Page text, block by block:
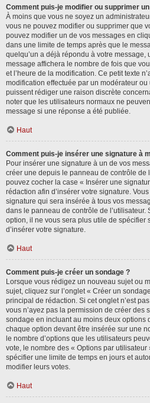
Comment puis-je modifier ou supprimer
À moins que vous ne soyez un
vous ne pouvez modifier ou supprimer que
pouvez modifier un de vos messages en
dans une limite de temps après que le
quelqu’un a déjà répondu à votre message,
message affichera le nombre de fois que
et l’heure de la modification. Ce petit texte
modification effectuée par un modérateur ou
puissent rédiger une raison discrète
noter que les utilisateurs normaux ne
message si une réponse a été publiée.
Haut
Comment puis-je insérer une signature à
Pour insérer une signature à un de vos
créer une depuis le panneau de contrôle de
pouvez cocher la case « Insérer une
rédaction afin d’insérer votre signature.
signature qui sera insérée à tous vos
dans le panneau de contrôle de l’utilisateur.
option, il ne vous sera plus utile de spécifier
d’insérer votre signature.
Haut
Comment puis-je créer un sondage ?
Lorsque vous rédigez un nouveau sujet ou
sujet, cliquez sur l’onglet « Créer un
principal de rédaction. Si cet onglet n’est
vous n’ayez pas la permission de créer des
sondage en incluant au moins deux options
chaque option devant être insérée sur une
le nombre d’options que les utilisateurs
vote, le nombre des « Options par
spécifier une limite de temps en jours et
modifier leurs votes.
Haut